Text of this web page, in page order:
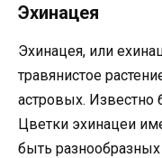
Эхинацея
Эхинацея, или
травянистое
астровых. Известно
Цветки эхинацеи
быть разнообразных